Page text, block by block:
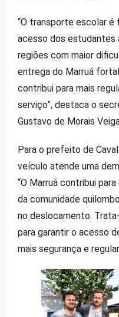
“O transporte escolar é
acesso dos estudantes
regiões com maior
entrega do Marruá
contribui para mais
serviço”, destaca o
Gustavo de Morais
Para o prefeito de
veículo atende uma
“O Marruá contribui
da comunidade
no deslocamento.
para garantir o acesso
mais segurança e